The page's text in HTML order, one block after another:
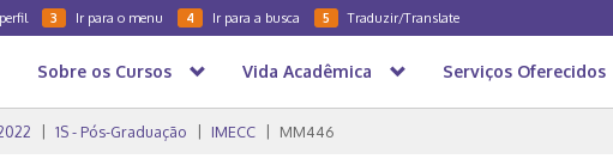
3 Ir para o menu 4 Ir para a busca 5 Traduzir/Translate
Sobre os Cursos Vida Acadêmica Serviços Oferecidos
1S - Pós-Graduação IMECC MM446